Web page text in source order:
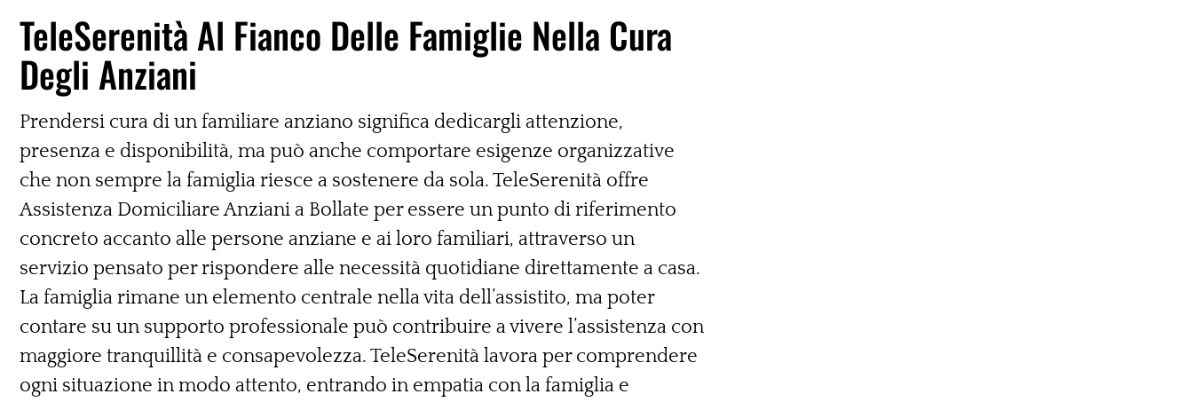
TeleSerenità Al Fianco Delle Famiglie Nella Cura
Degli Anziani
Prendersi cura di un familiare anziano significa dedicargli attenzione,
presenza e disponibilità, ma può anche comportare esigenze organizzative
che non sempre la famiglia riesce a sostenere da sola. TeleSerenità offre
Assistenza Domiciliare Anziani a Bollate per essere un punto di riferimento
concreto accanto alle persone anziane e ai loro familiari, attraverso un
servizio pensato per rispondere alle necessità quotidiane direttamente a casa.
La famiglia rimane un elemento centrale nella vita dell’assistito, ma poter
contare su un supporto professionale può contribuire a vivere l’assistenza con
maggiore tranquillità e consapevolezza. TeleSerenità lavora per comprendere
ogni situazione in modo attento, entrando in empatia con la famiglia e